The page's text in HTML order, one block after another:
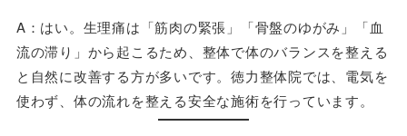
A：はい。生理痛は「筋肉の緊張」「骨盤のゆがみ」「血
流の滞り」から起こるため、整体で体のバランスを整える
と自然に改善する方が多いです。徳力整体院では、電気を
使わず、体の流れを整える安全な施術を行っています。